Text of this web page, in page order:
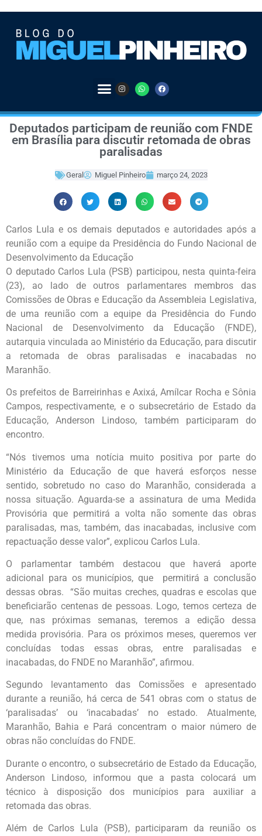
Deputados participam de reunião com FNDE
em Brasília para discutir retomada de obras
paralisadas
Geral Miguel Pinheiro março 24, 2023
Carlos Lula e os demais deputados e autoridades após a
reunião com a equipe da Presidência do Fundo Nacional de
Desenvolvimento da Educação
O deputado Carlos Lula (PSB) participou, nesta quinta-feira
(23), ao lado de outros parlamentares membros das
Comissões de Obras e Educação da Assembleia Legislativa,
de uma reunião com a equipe da Presidência do Fundo
Nacional de Desenvolvimento da Educação (FNDE),
autarquia vinculada ao Ministério da Educação, para discutir
a retomada de obras paralisadas e inacabadas no
Maranhão.
Os prefeitos de Barreirinhas e Axixá, Amílcar Rocha e Sônia
Campos, respectivamente, e o subsecretário de Estado da
Educação, Anderson Lindoso, também participaram do
encontro.
“Nós tivemos uma notícia muito positiva por parte do
Ministério da Educação de que haverá esforços nesse
sentido, sobretudo no caso do Maranhão, considerada a
nossa situação. Aguarda-se a assinatura de uma Medida
Provisória que permitirá a volta não somente das obras
paralisadas, mas, também, das inacabadas, inclusive com
repactuação desse valor”, explicou Carlos Lula.
O parlamentar também destacou que haverá aporte
adicional para os municípios, que permitirá a conclusão
dessas obras. “São muitas creches, quadras e escolas que
beneficiarão centenas de pessoas. Logo, temos certeza de
que, nas próximas semanas, teremos a edição dessa
medida provisória. Para os próximos meses, queremos ver
concluídas todas essas obras, entre paralisadas e
inacabadas, do FNDE no Maranhão”, afirmou.
Segundo levantamento das Comissões e apresentado
durante a reunião, há cerca de 541 obras com o status de
‘paralisadas’ ou ‘inacabadas’ no estado. Atualmente,
Maranhão, Bahia e Pará concentram o maior número de
obras não concluídas do FNDE.
Durante o encontro, o subsecretário de Estado da Educação,
Anderson Lindoso, informou que a pasta colocará um
técnico à disposição dos municípios para auxiliar a
retomada das obras.
Além de Carlos Lula (PSB), participaram da reunião os